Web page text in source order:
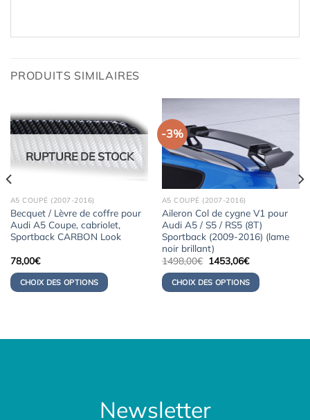
PRODUITS SIMILAIRES
RUPTURE DE STOCK
A5 COUPÉ (2007-2016)
Becquet / Lèvre de coffre pour
Audi A5 Coupe, cabriolet,
Sportback CARBON Look
78,00€
CHOIX DES OPTIONS
-3%
A5 COUPÉ (2007-2016)
Aileron Col de cygne V1 pour
Audi A5 / S5 / RS5 (8T)
Sportback (2009-2016) (lame
noir brillant)
1498,00€ Le
prix
initial
était :
1498,00€.
1453,06€Le
actuel
est :
1453,06€.
CHOIX DES OPTIONS
Newsletter